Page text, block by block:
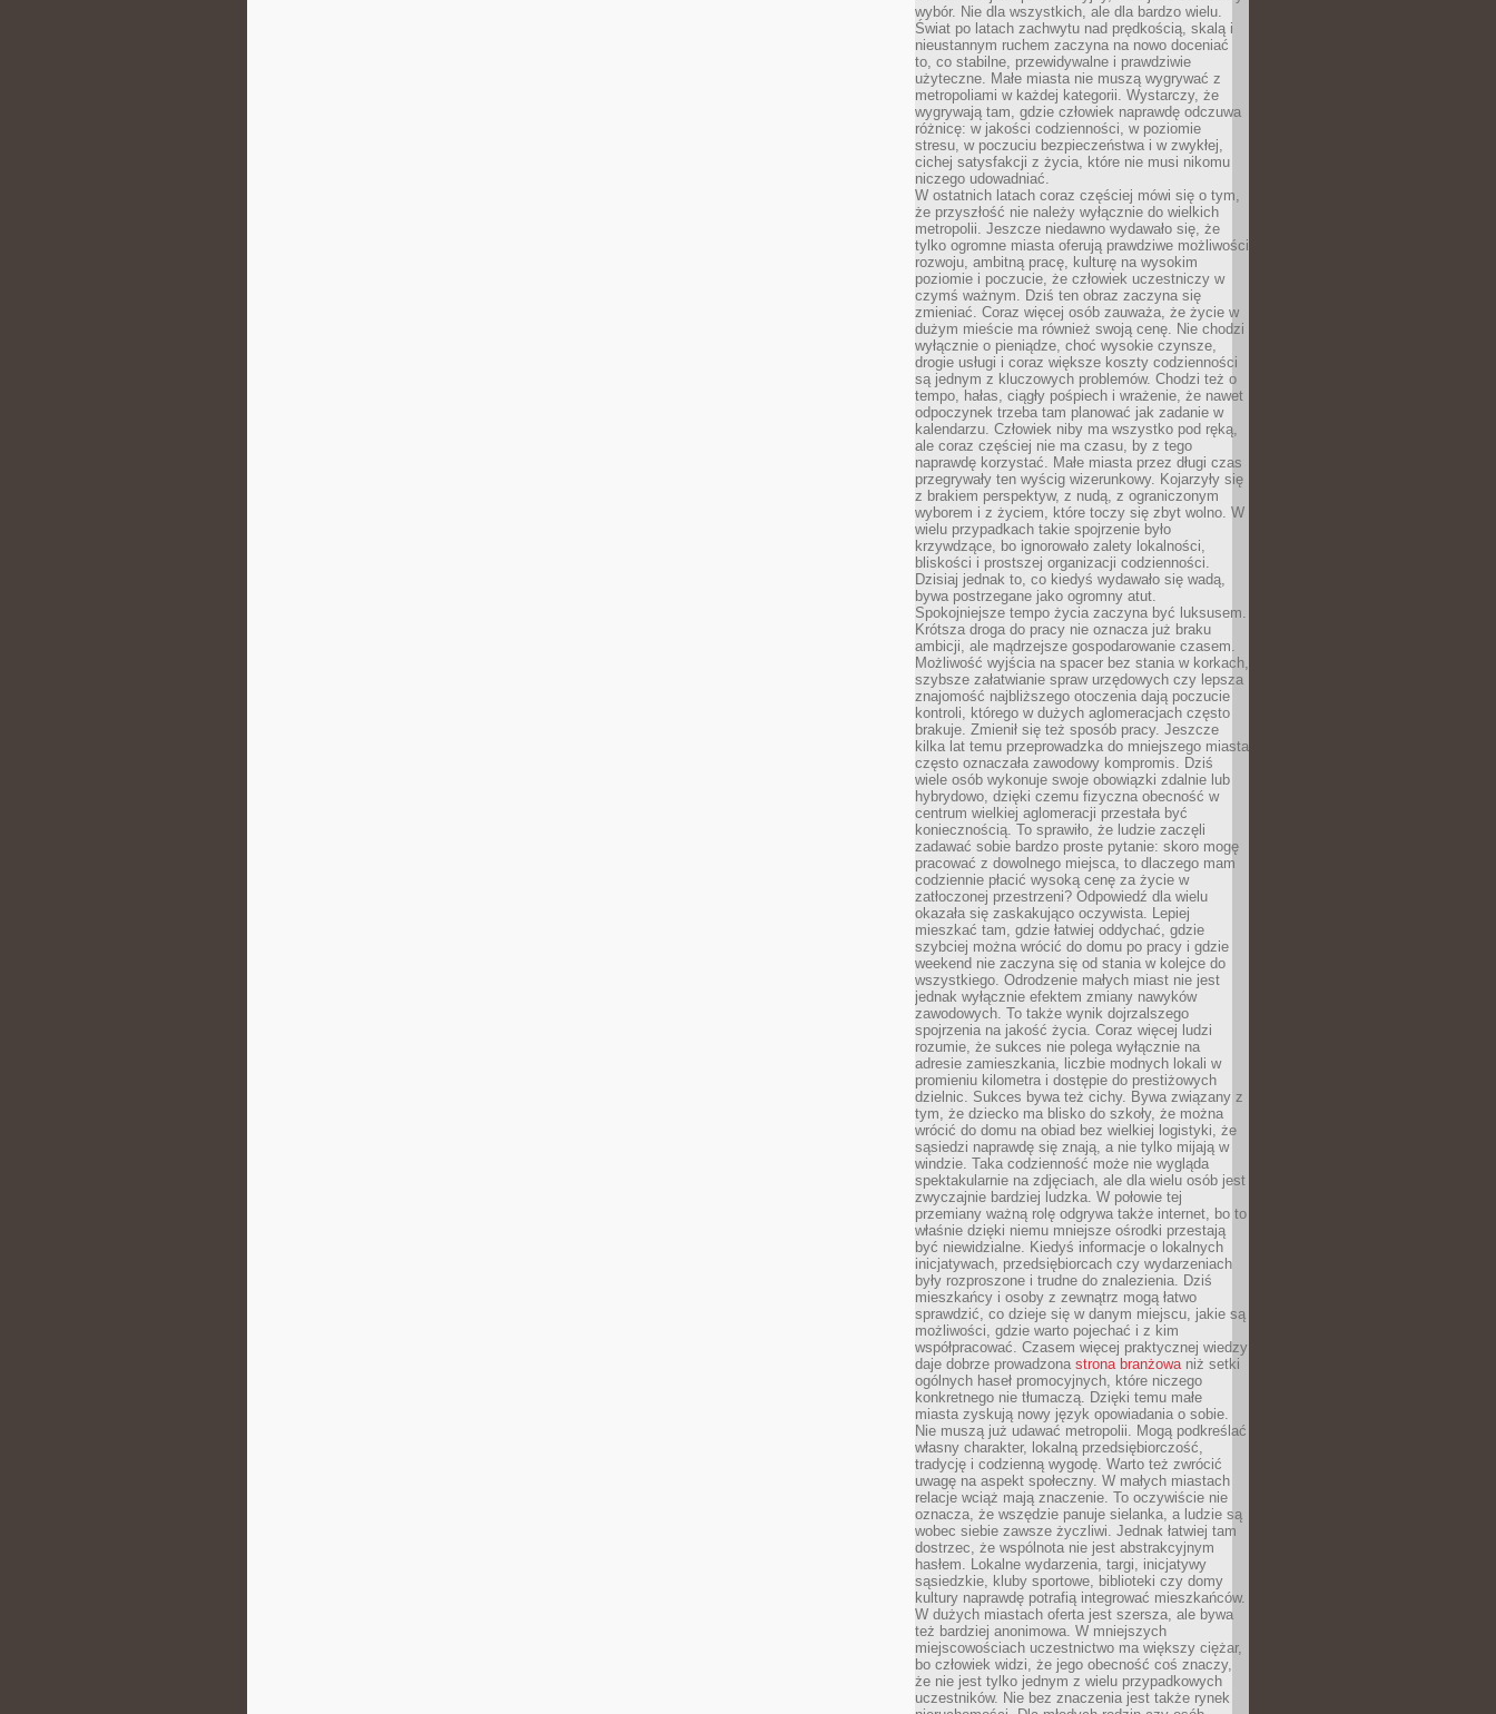
wybór. Nie dla wszystkich, ale dla bardzo wielu.
Świat po latach zachwytu nad prędkością, skalą i
nieustannym ruchem zaczyna na nowo doceniać
to, co stabilne, przewidywalne i prawdziwie
użyteczne. Małe miasta nie muszą wygrywać z
metropoliami w każdej kategorii. Wystarczy, że
wygrywają tam, gdzie człowiek naprawdę odczuwa
różnicę: w jakości codzienności, w poziomie
stresu, w poczuciu bezpieczeństwa i w zwykłej,
cichej satysfakcji z życia, które nie musi nikomu
niczego udowadniać.
W ostatnich latach coraz częściej mówi się o tym,
że przyszłość nie należy wyłącznie do wielkich
metropolii. Jeszcze niedawno wydawało się, że
tylko ogromne miasta oferują prawdziwe możliwości
rozwoju, ambitną pracę, kulturę na wysokim
poziomie i poczucie, że człowiek uczestniczy w
czymś ważnym. Dziś ten obraz zaczyna się
zmieniać. Coraz więcej osób zauważa, że życie w
dużym mieście ma również swoją cenę. Nie chodzi
wyłącznie o pieniądze, choć wysokie czynsze,
drogie usługi i coraz większe koszty codzienności
są jednym z kluczowych problemów. Chodzi też o
tempo, hałas, ciągły pośpiech i wrażenie, że nawet
odpoczynek trzeba tam planować jak zadanie w
kalendarzu. Człowiek niby ma wszystko pod ręką,
ale coraz częściej nie ma czasu, by z tego
naprawdę korzystać. Małe miasta przez długi czas
przegrywały ten wyścig wizerunkowy. Kojarzyły się
z brakiem perspektyw, z nudą, z ograniczonym
wyborem i z życiem, które toczy się zbyt wolno. W
wielu przypadkach takie spojrzenie było
krzywdzące, bo ignorowało zalety lokalności,
bliskości i prostszej organizacji codzienności.
Dzisiaj jednak to, co kiedyś wydawało się wadą,
bywa postrzegane jako ogromny atut.
Spokojniejsze tempo życia zaczyna być luksusem.
Krótsza droga do pracy nie oznacza już braku
ambicji, ale mądrzejsze gospodarowanie czasem.
Możliwość wyjścia na spacer bez stania w korkach,
szybsze załatwianie spraw urzędowych czy lepsza
znajomość najbliższego otoczenia dają poczucie
kontroli, którego w dużych aglomeracjach często
brakuje. Zmienił się też sposób pracy. Jeszcze
kilka lat temu przeprowadzka do mniejszego miasta
często oznaczała zawodowy kompromis. Dziś
wiele osób wykonuje swoje obowiązki zdalnie lub
hybrydowo, dzięki czemu fizyczna obecność w
centrum wielkiej aglomeracji przestała być
koniecznością. To sprawiło, że ludzie zaczęli
zadawać sobie bardzo proste pytanie: skoro mogę
pracować z dowolnego miejsca, to dlaczego mam
codziennie płacić wysoką cenę za życie w
zatłoczonej przestrzeni? Odpowiedź dla wielu
okazała się zaskakująco oczywista. Lepiej
mieszkać tam, gdzie łatwiej oddychać, gdzie
szybciej można wrócić do domu po pracy i gdzie
weekend nie zaczyna się od stania w kolejce do
wszystkiego. Odrodzenie małych miast nie jest
jednak wyłącznie efektem zmiany nawyków
zawodowych. To także wynik dojrzalszego
spojrzenia na jakość życia. Coraz więcej ludzi
rozumie, że sukces nie polega wyłącznie na
adresie zamieszkania, liczbie modnych lokali w
promieniu kilometra i dostępie do prestiżowych
dzielnic. Sukces bywa też cichy. Bywa związany z
tym, że dziecko ma blisko do szkoły, że można
wrócić do domu na obiad bez wielkiej logistyki, że
sąsiedzi naprawdę się znają, a nie tylko mijają w
windzie. Taka codzienność może nie wygląda
spektakularnie na zdjęciach, ale dla wielu osób jest
zwyczajnie bardziej ludzka. W połowie tej
przemiany ważną rolę odgrywa także internet, bo to
właśnie dzięki niemu mniejsze ośrodki przestają
być niewidzialne. Kiedyś informacje o lokalnych
inicjatywach, przedsiębiorcach czy wydarzeniach
były rozproszone i trudne do znalezienia. Dziś
mieszkańcy i osoby z zewnątrz mogą łatwo
sprawdzić, co dzieje się w danym miejscu, jakie są
możliwości, gdzie warto pojechać i z kim
współpracować. Czasem więcej praktycznej wiedzy
daje dobrze prowadzona strona branżowaniż setki
ogólnych haseł promocyjnych, które niczego
konkretnego nie tłumaczą. Dzięki temu małe
miasta zyskują nowy język opowiadania o sobie.
Nie muszą już udawać metropolii. Mogą podkreślać
własny charakter, lokalną przedsiębiorczość,
tradycję i codzienną wygodę. Warto też zwrócić
uwagę na aspekt społeczny. W małych miastach
relacje wciąż mają znaczenie. To oczywiście nie
oznacza, że wszędzie panuje sielanka, a ludzie są
wobec siebie zawsze życzliwi. Jednak łatwiej tam
dostrzec, że wspólnota nie jest abstrakcyjnym
hasłem. Lokalne wydarzenia, targi, inicjatywy
sąsiedzkie, kluby sportowe, biblioteki czy domy
kultury naprawdę potrafią integrować mieszkańców.
W dużych miastach oferta jest szersza, ale bywa
też bardziej anonimowa. W mniejszych
miejscowościach uczestnictwo ma większy ciężar,
bo człowiek widzi, że jego obecność coś znaczy,
że nie jest tylko jednym z wielu przypadkowych
uczestników. Nie bez znaczenia jest także rynek